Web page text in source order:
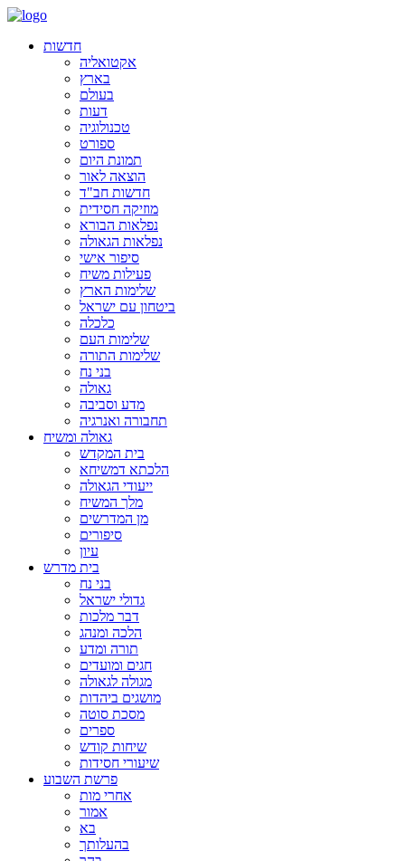
חדשות
אקטואליה
בארץ
בעולם
דעות
טכנולוגיה
ספורט
תמונת היום
הוצאה לאור
חדשות חב"ד
מוזיקה חסידית
נפלאות הבורא
נפלאות הגאולה
סיפור אישי
פעילות משיח
שלימות הארץ
ביטחון עם ישראל
כלכלה
שלימות העם
שלימות התורה
בני נח
גאולה
מדע וסביבה
תחבורה ואנרגיה
גאולה ומשיח
בית המקדש
הלכתא דמשיחא
ייעודי הגאולה
מלך המשיח
מן המדרשים
סיפורים
עיון
בית מדרש
בני נח
גדולי ישראל
דבר מלכות
הלכה ומנהג
תורה ומדע
חגים ומועדים
מגולה לגאולה
מושגים ביהדות
מסכת סוטה
ספרים
שיחות קודש
שיעורי חסידות
פרשת השבוע
אחרי מות
אמור
בא
בהעלותך